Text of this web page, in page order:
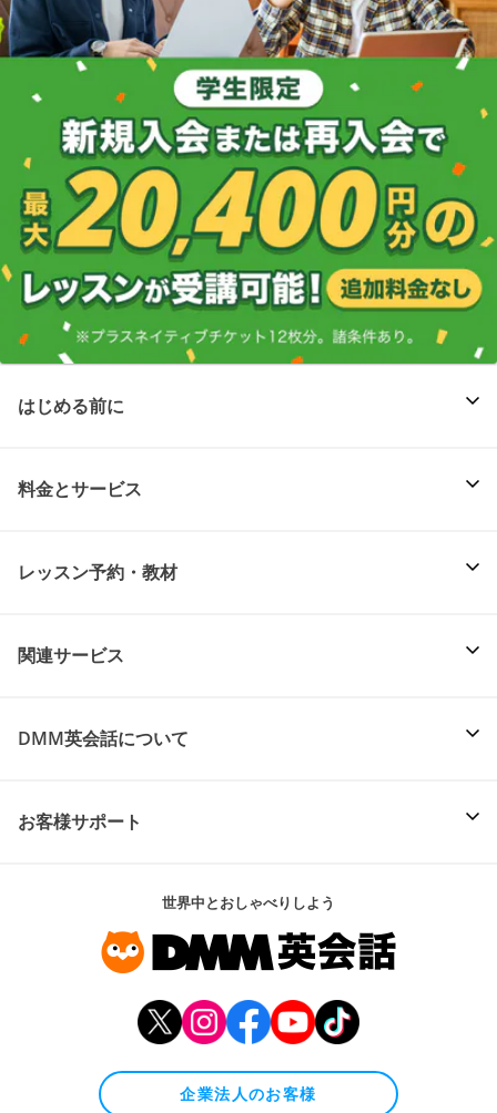
はじめる前に
料金とサービス
レッスン予約・教材
関連サービス
DMM英会話について
お客様サポート
世界中とおしゃべりしよう
企業法人のお客様